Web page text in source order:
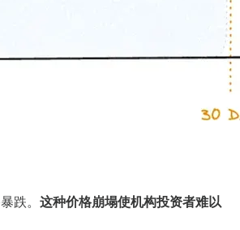
跌。 这种价格崩塌使机构投资者难以